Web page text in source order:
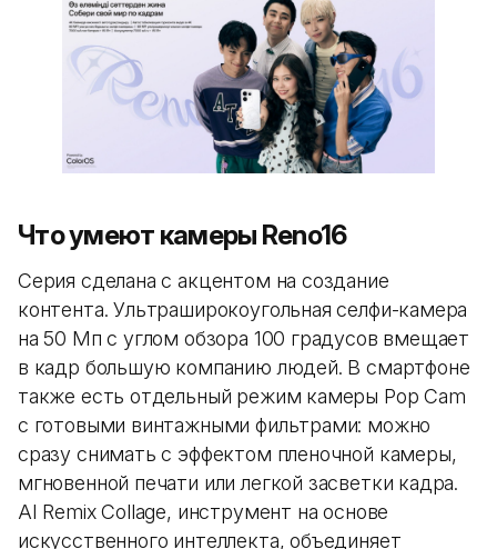
Что умеют камеры Reno16
Серия сделана с акцентом на создание
контента. Ультраширокоугольная селфи-камера
на 50 Мп с углом обзора 100 градусов вмещает
в кадр большую компанию людей. В смартфоне
также есть отдельный режим камеры Pop Cam
с готовыми винтажными фильтрами: можно
сразу снимать с эффектом пленочной камеры,
мгновенной печати или легкой засветки кадра.
AI Remix Collage, инструмент на основе
искусственного интеллекта, объединяет